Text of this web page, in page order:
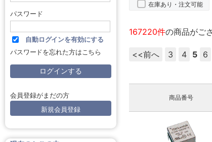
パスワード
自動ログインを有効にする
パスワードを忘れた方はこちら
会員登録がまだの方
新規会員登録
在庫あり・注文可能
167220件の商品がご
<<前へ 3 4 5 6
商品番号